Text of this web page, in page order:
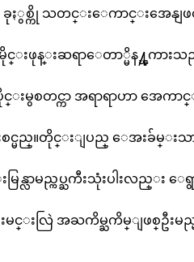
ႏွစ္ကို သတင္းေကာင္းအေနျဖ
းဖုန္းဆရာေတာ္မိန႔္ၾကားသ
းမွစတင္ကာ အရာရာဟာ အေကာ
င္မည္။တိုင္းျပည္ ေအးခ်မ္းသာ
န္လာမည္ကပ္ႀကီးသုံးပါးလည္း ေရွ
းမင္းလြဲ အႀကိမ္ႀကိမ္ျဖစ္